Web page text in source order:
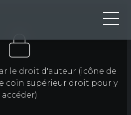
EN
FR
le droit d'auteur (icône de
coin supérieur droit pour y
accéder)